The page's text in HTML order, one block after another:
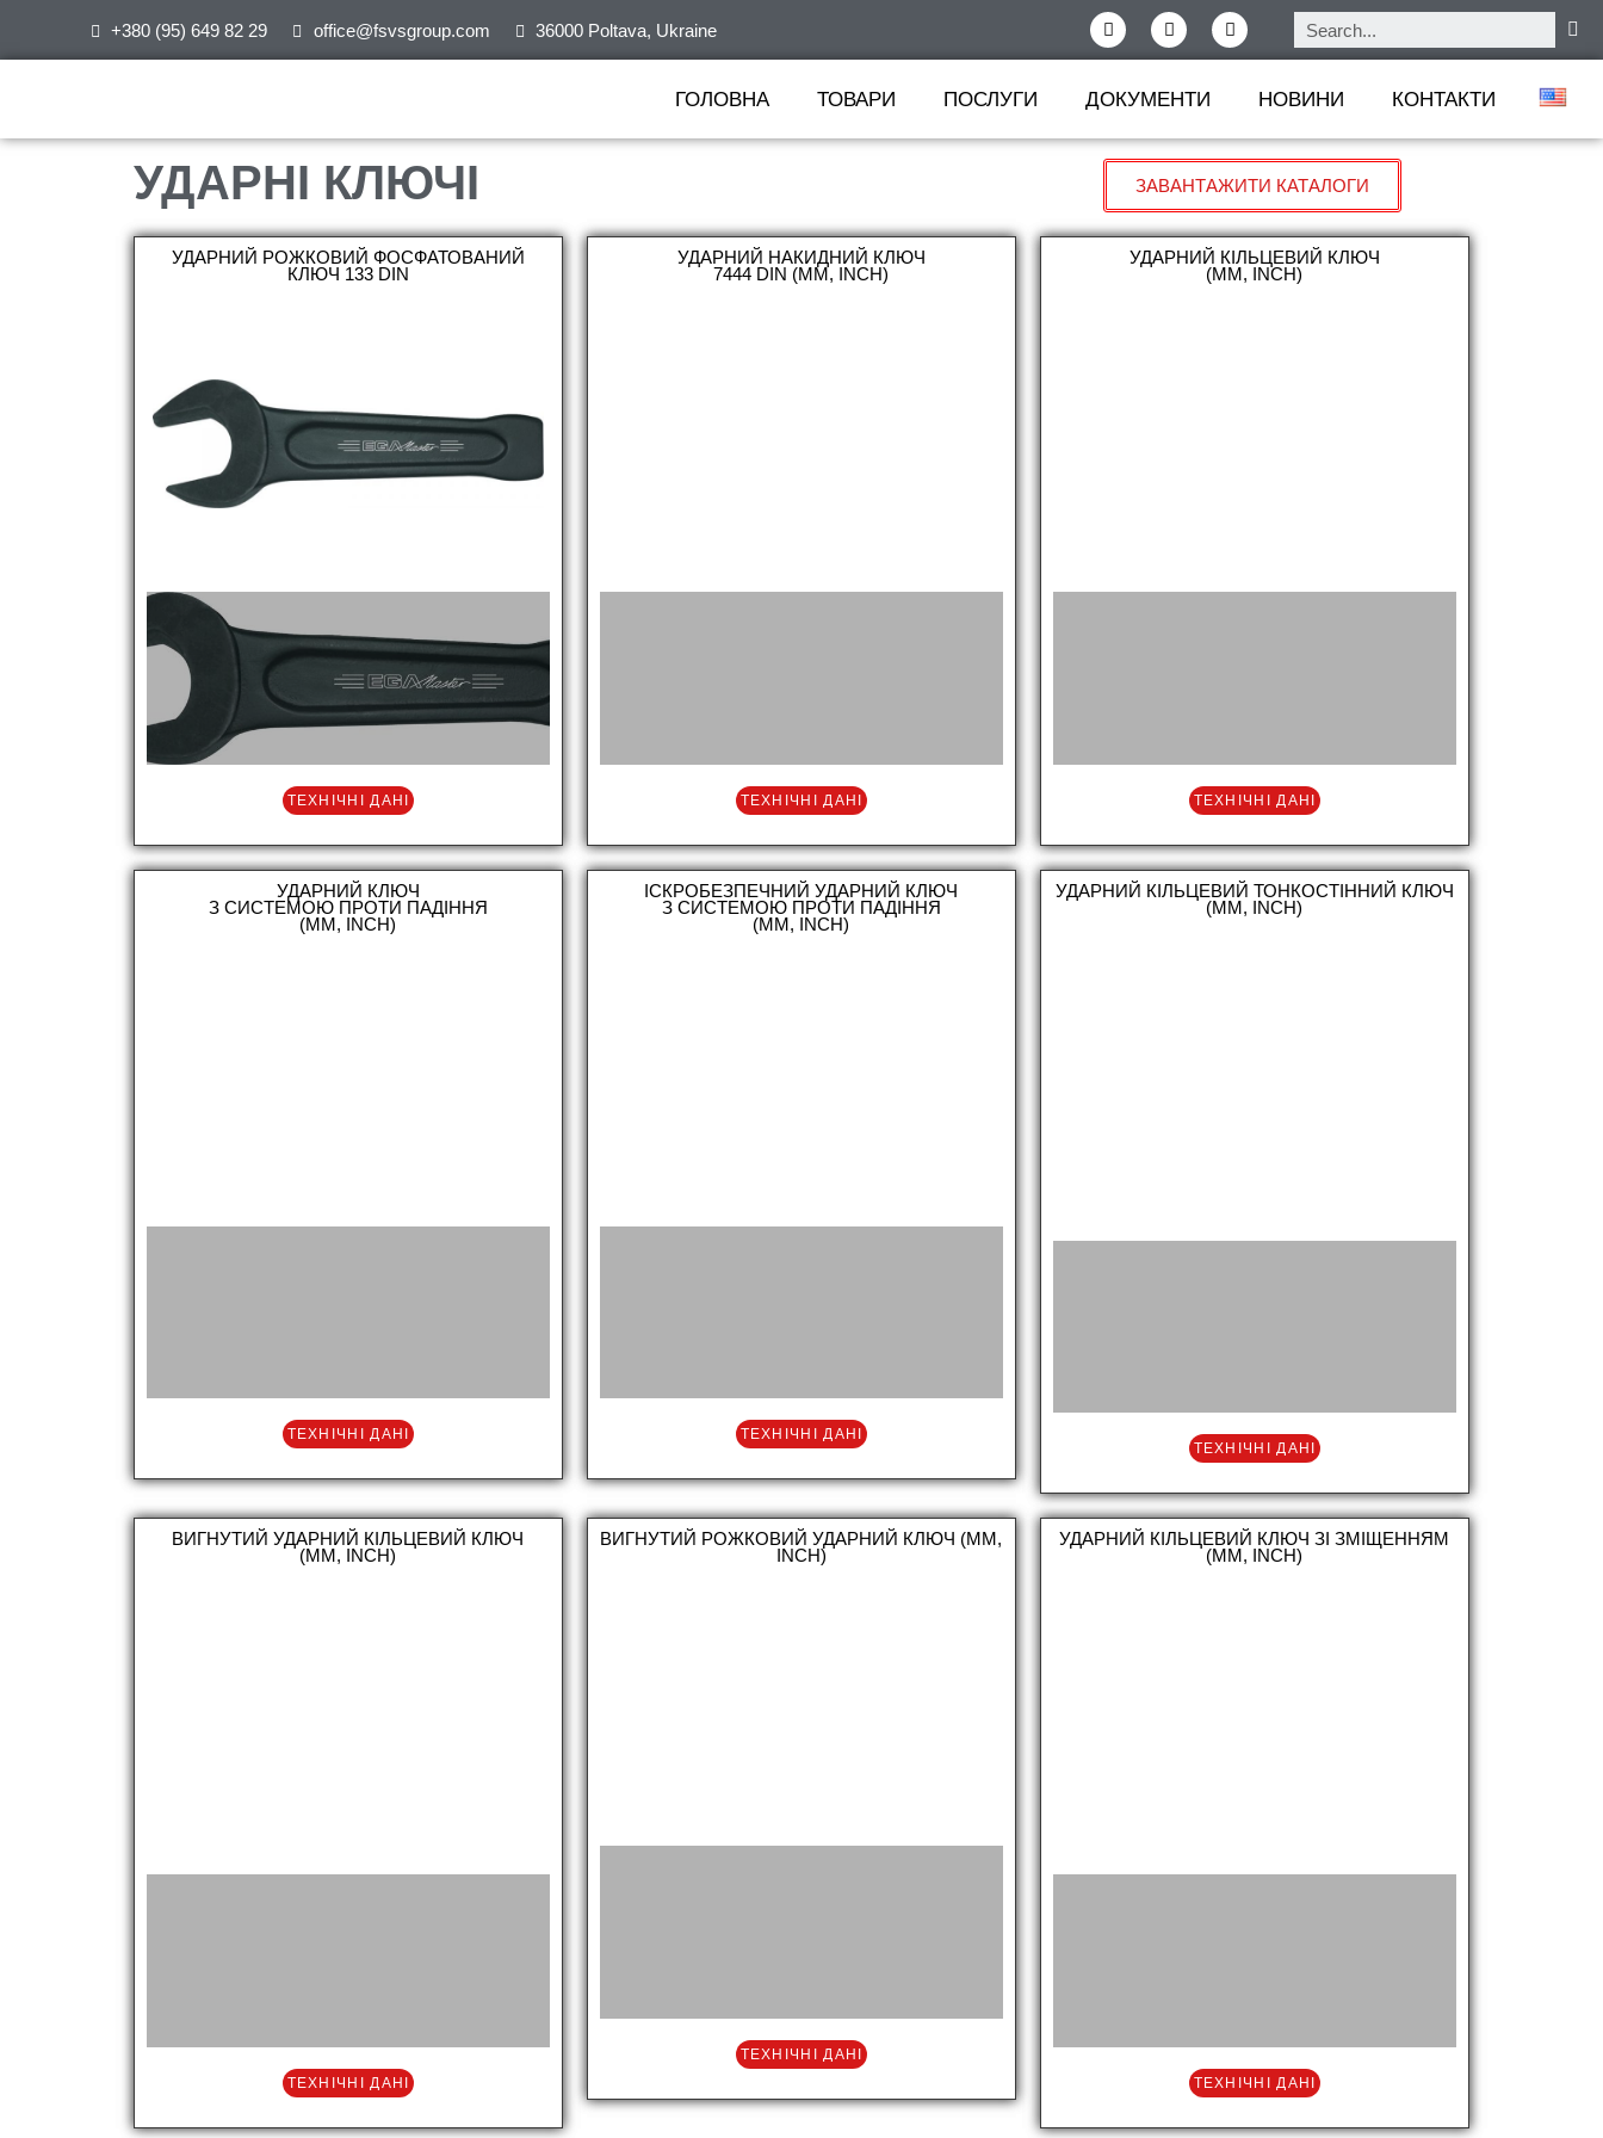
+380 (95) 649 82 29 office@fsvsgroup.com 36000 Poltava, Ukraine
ГОЛОВНА ТОВАРИ ПОСЛУГИ ДОКУМЕНТИ НОВИНИ КОНТАКТИ
УДАРНІ КЛЮЧІ ЗАВАНТАЖИТИ КАТАЛОГИ
УДАРНИЙ РОЖКОВИЙ ФОСФАТОВАНИЙ
КЛЮЧ 133 DIN
ТЕХНІЧНІ ДАНІ
УДАРНИЙ НАКИДНИЙ КЛЮЧ
7444 DIN (MM, INCH)
ТЕХНІЧНІ ДАНІ
УДАРНИЙ КІЛЬЦЕВИЙ КЛЮЧ
(ММ, INCH)
ТЕХНІЧНІ ДАНІ
УДАРНИЙ КЛЮЧ
З СИСТЕМОЮ ПРОТИ ПАДІННЯ
(MM, INCH)
ТЕХНІЧНІ ДАНІ
ІСКРОБЕЗПЕЧНИЙ УДАРНИЙ КЛЮЧ
З СИСТЕМОЮ ПРОТИ ПАДІННЯ
(MM, INCH)
ТЕХНІЧНІ ДАНІ
УДАРНИЙ КІЛЬЦЕВИЙ ТОНКОСТІННИЙ КЛЮЧ
(MM, INCH)
ТЕХНІЧНІ ДАНІ
ВИГНУТИЙ УДАРНИЙ КІЛЬЦЕВИЙ КЛЮЧ
(MM, INCH)
ТЕХНІЧНІ ДАНІ
ВИГНУТИЙ РОЖКОВИЙ УДАРНИЙ КЛЮЧ (MM,
INCH)
ТЕХНІЧНІ ДАНІ
УДАРНИЙ КІЛЬЦЕВИЙ КЛЮЧ ЗІ ЗМІЩЕННЯМ
(MM, INCH)
ТЕХНІЧНІ ДАНІ